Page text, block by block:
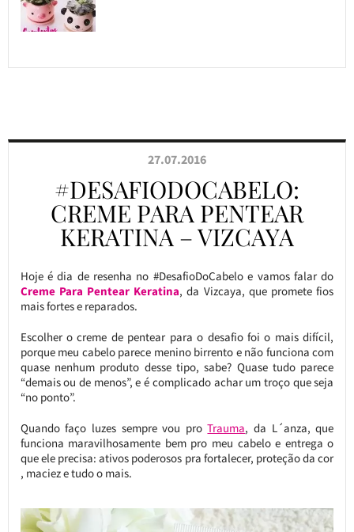
27.07.2016
#DESAFIODOCABELO:
CREME PARA PENTEAR
KERATINA – VIZCAYA
Hoje é dia de resenha no #DesafioDoCabelo e vamos falar do
Creme Para Pentear Keratina, da Vizcaya, que promete fios
mais fortes e reparados.
Escolher o creme de pentear para o desafio foi o mais difícil,
porque meu cabelo parece menino birrento e não funciona com
quase nenhum produto desse tipo, sabe? Quase tudo parece
“demais ou de menos”, e é complicado achar um troço que seja
“no ponto”.
Quando faço luzes sempre vou proTrauma, da L´anza, que
funciona maravilhosamente bem pro meu cabelo e entrega o
que ele precisa: ativos poderosos pra fortalecer, proteção da cor
, maciez e tudo o mais.